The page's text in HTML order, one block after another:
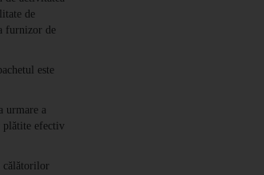
de
furnizor de
este
urmare a
plătite efectiv
călătorilor